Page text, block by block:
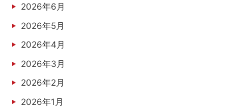
2026年6月
2026年5月
2026年4月
2026年3月
2026年2月
2026年1月